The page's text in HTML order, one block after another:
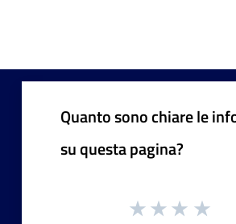
Quanto sono chiare le
su questa pagina?